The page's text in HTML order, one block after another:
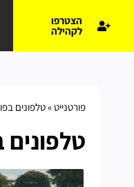
הצטרפו
לקהילה
פורטנייט»טלפונים